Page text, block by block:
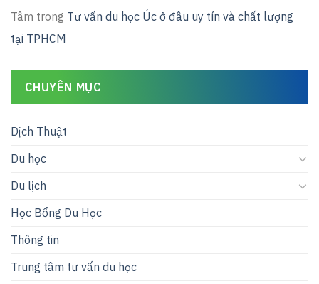
Tâm trong Tư vấn du học Úc ở đâu uy tín và chất lượng
tại TPHCM
CHUYÊN MỤC
Dịch Thuật
Du học
Du lịch
Học Bổng Du Học
Thông tin
Trung tâm tư vấn du học